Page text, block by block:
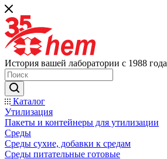
История вашей лаборатории с 1988 года
Каталог
Утилизация
Пакеты и контейнеры для утилизации
Среды
Среды сухие, добавки к средам
Среды питательные готовые